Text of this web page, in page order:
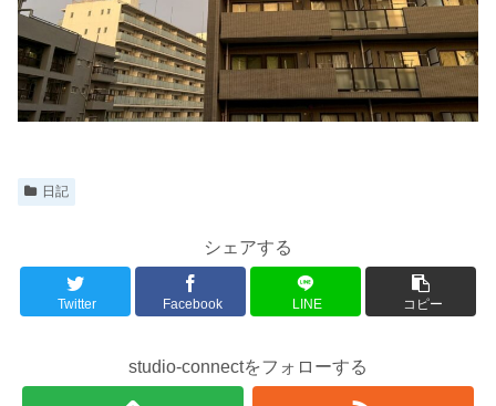
日記
シェアする
Twitter Facebook LINE コピー
studio-connectをフォローする